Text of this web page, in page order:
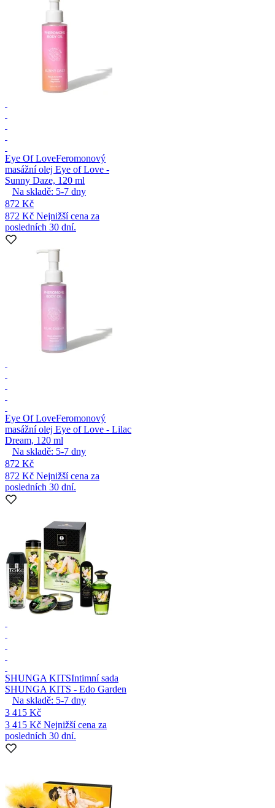
Eye Of LoveFeromonový
masážní olej Eye of Love -
Sunny Daze, 120 ml
Na skladě: 5-7 dny
872 Kč
872 Kč Nejnižší cena za
posledních 30 dní.
Eye Of LoveFeromonový
masážní olej Eye of Love - Lilac
Dream, 120 ml
Na skladě: 5-7 dny
872 Kč
872 Kč Nejnižší cena za
posledních 30 dní.
SHUNGA KITSIntimní sada
SHUNGA KITS - Edo Garden
Na skladě: 5-7 dny
3 415 Kč
3 415 Kč Nejnižší cena za
posledních 30 dní.